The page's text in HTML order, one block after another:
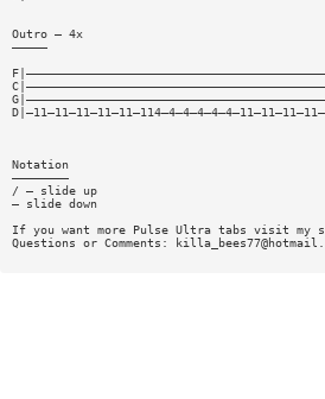
Outro — 4x
—————
Notation
————————
/ — slide up
— slide down
If you want more Pulse Ultra tabs visit my
Questions or Comments: